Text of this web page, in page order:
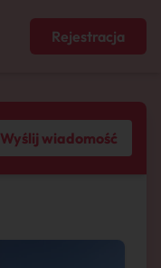
Rejestracja
Wyślij wiadomość